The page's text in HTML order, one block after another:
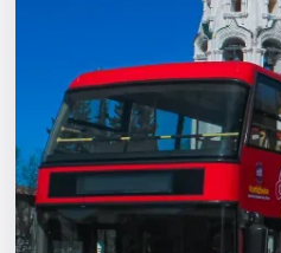
Площадки
Артисты
Рейтинги